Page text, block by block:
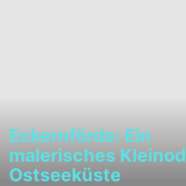
Eckernförde: Ein
malerisches
Ostseeküste